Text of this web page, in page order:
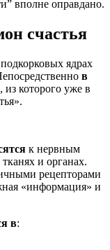
вполне оправдано.
счастья
ядрах
в
из которого уже в
к нервным
и органах.
рецепторами
«информация» и
в: